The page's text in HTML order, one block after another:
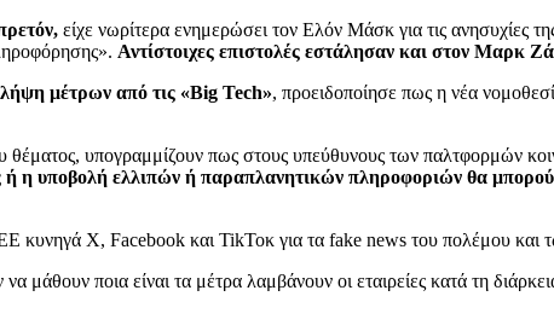
είχε νωρίτερα ενημερώσει τον Ελόν Μάσκ για τις ανησυχίες
Αντίστοιχες επιστολές εστάλησαν και στον Μαρκ
μέτρων από τις «Big Tech», προειδοποίησε πως η νέα
υπογραμμίζουν πως στους υπεύθυνους των παλτφορμών
η υποβολή ελλιπών ή παραπλανητικών πληροφοριών θα
μάθουν ποια είναι τα μέτρα λαμβάνουν οι εταιρείες κατά τη